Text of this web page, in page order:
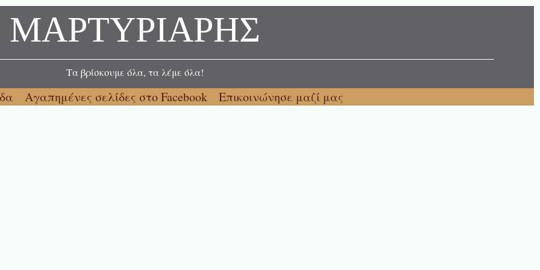
ΜΑΡΤΥΡΙΑΡΗΣ
Τα βρίσκουμε όλα, τα λέμε όλα!
Αγαπημένες σελίδες στο Facebook Επικοινώνησε μαζί μας